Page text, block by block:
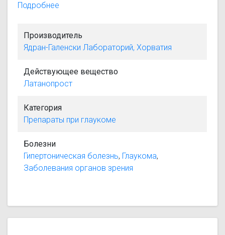
Подробнее
Производитель
Ядран-Галенски Лабораторий, Хорватия
Действующее вещество
Латанопрост
Категория
Препараты при глаукоме
Болезни
Гипертоническая болезнь, Глаукома,
Заболевания органов зрения